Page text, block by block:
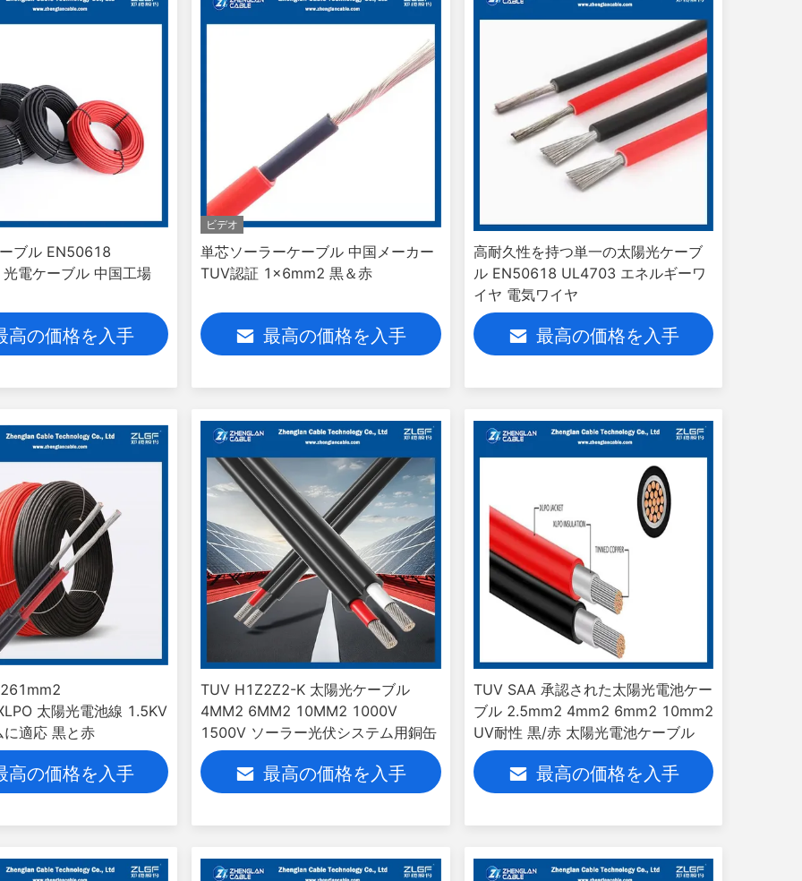
ブル EN50618
電ケーブル 中国工場
高の価格を入手
ビデオ
単芯ソーラーケーブル 中国メーカー
TUV認証 1x6mm2 黒＆赤
最高の価格を入手
高耐久性を持つ単一の太陽光ケーブ
ル EN50618 UL4703 エネルギーワ
イヤ 電気ワイヤ
最高の価格を入手
太陽光電池線 1.5KV
に適応 黒と赤
高の価格を入手
TUV H1Z2Z2-K 太陽光ケーブル
4MM2 6MM2 10MM2 1000V
1500V ソーラー光伏システム用銅缶
最高の価格を入手
TUV SAA 承認された太陽光電池ケー
ブル 2.5mm2 4mm2 6mm2 10mm2
UV耐性 黒/赤 太陽光電池ケーブル
最高の価格を入手